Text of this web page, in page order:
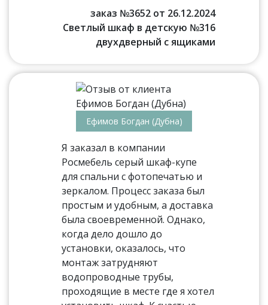
заказ №3652 от 26.12.2024
Светлый шкаф в детскую №316
двухдверный с ящиками
Ефимов Богдан (Дубна)
Я заказал в компании
Росмебель серый шкаф-купе
для спальни с фотопечатью и
зеркалом. Процесс заказа был
простым и удобным, а доставка
была своевременной. Однако,
когда дело дошло до
установки, оказалось, что
монтаж затрудняют
водопроводные трубы,
проходящие в месте где я хотел